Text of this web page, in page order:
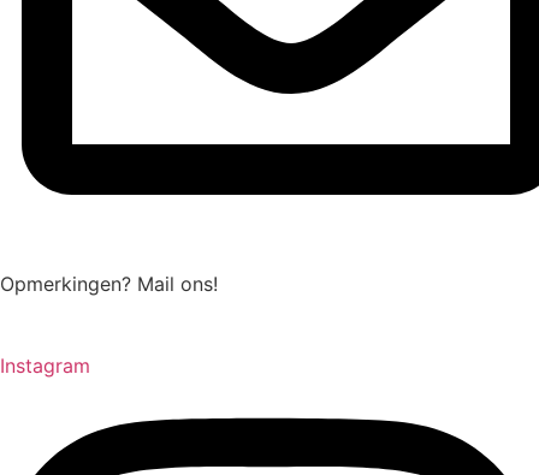
Opmerkingen? Mail ons!
Instagram